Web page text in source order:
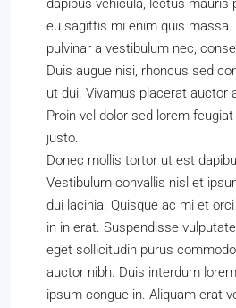
dapibus vehicula, lectus mauris
eu sagittis mi enim quis massa.
pulvinar a vestibulum nec,
Duis augue nisi, rhoncus sed
ut dui. Vivamus placerat auctor
Proin vel dolor sed lorem
justo.
Donec mollis tortor ut est
Vestibulum convallis nisl et
dui lacinia. Quisque ac mi et
in in erat. Suspendisse
eget sollicitudin purus
auctor nibh. Duis interdum
ipsum congue in. Aliquam erat